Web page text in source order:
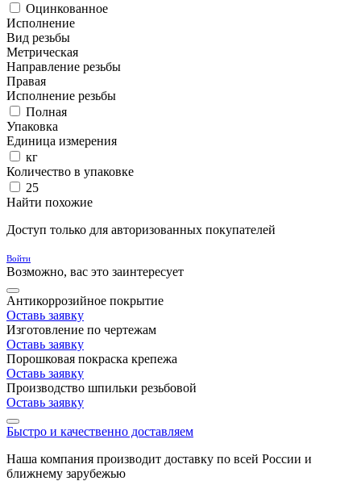
Оцинкованное
Исполнение
Вид резьбы
Метрическая
Направление резьбы
Правая
Исполнение резьбы
Полная
Упаковка
Единица измерения
кг
Количество в упаковке
25
Найти похожие
Доступ только для авторизованных покупателей
Войти
Возможно, вас это заинтересует
Антикоррозийное покрытие
Оставь заявку
Изготовление по чертежам
Оставь заявку
Порошковая покраска крепежа
Оставь заявку
Производство шпильки резьбовой
Оставь заявку
Быстро и качественно доставляем
Наша компания производит доставку по всей России и
ближнему зарубежью